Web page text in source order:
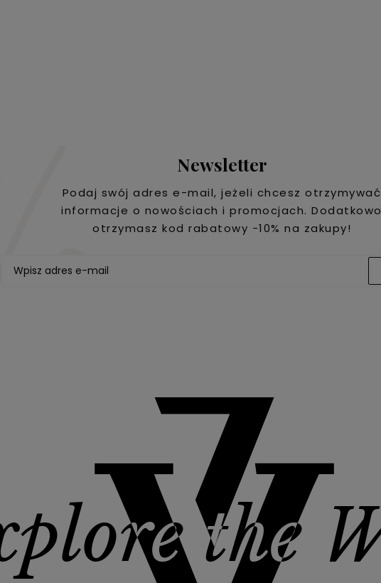
Newsletter
Podaj swój adres e-mail, jeżeli chcesz otrzymywać
informacje o nowościach i promocjach. Dodatkowo
otrzymasz kod rabatowy -10% na zakupy!